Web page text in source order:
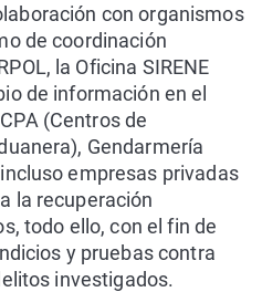
con organismos
de coordinación
la Oficina SIRENE
de información en el
(Centros de
Gendarmería
empresas privadas
la recuperación
todo ello, con el fin de
y pruebas contra
investigados.